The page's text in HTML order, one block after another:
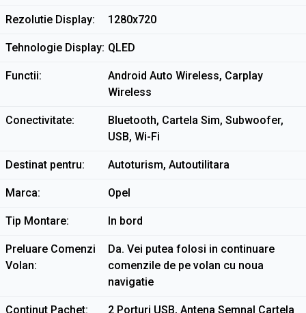
Rezolutie Display 1280x720
Tehnologie Display QLED
Functii
Android Auto Wireless, Carplay
Wireless
Conectivitate
Bluetooth, Cartela Sim, Subwoofer,
USB, Wi-Fi
Destinat pentru Autoturism, Autoutilitara
Marca Opel
Tip Montare In bord
Preluare Comenzi
Volan
Da. Vei putea folosi in continuare
comenzile de pe volan cu noua
navigatie
Continut Pachet
2 Porturi USB, Antena Semnal Cartela